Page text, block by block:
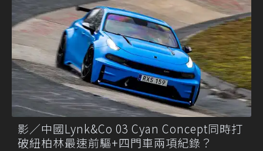
影／中國Lynk&Co 03 Cyan Concept同時打
破紐柏林最速前驅+四門車兩項紀錄？